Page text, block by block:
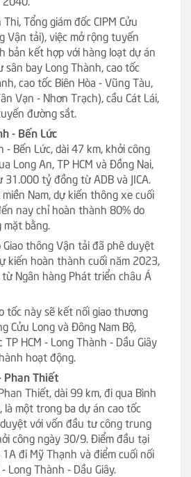
Tổng giám đốc CIPM Cửu
Vận tải), việc mở rộng tuyến
bản kết hợp với hàng loạt dự án
bay Long Thành, cao tốc
cao tốc Biên Hòa - Vũng Tàu,
Vạn - Nhơn Trạch), cầu Cát Lái,
đường sắt.
- Bến Lức
- Bến Lức, dài 47 km, khởi công
Long An, TP HCM và Đồng Nai,
tỷ đồng từ ADB và JICA.
Nam, dự kiến thông xe cuối
nay chỉ hoàn thành 80% do
bằng.
thông Vận tải đã phê duyệt
kiến hoàn thành cuối năm 2023,
Ngân hàng Phát triển châu Á
tốc này sẽ kết nối giao thương
Cửu Long và Đông Nam Bộ,
HCM - Long Thành - Dầu Giây
hoạt động.
Phan Thiết
Thiết, dài 99 km, đi qua Bình
là một trong ba dự án cao tốc
với vốn đầu tư công trung
công ngày 30/9. Điểm đầu tại
đi Mỹ Thạnh và điểm cuối nối
Long Thành - Dầu Giây.